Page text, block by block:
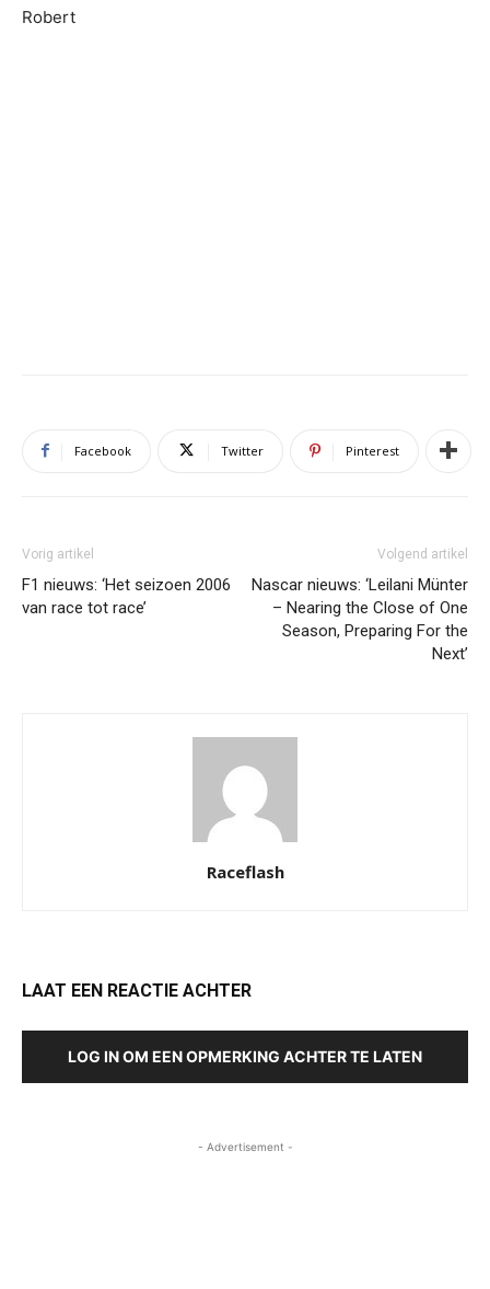
Robert
Facebook Twitter Pinterest
Vorig artikel
F1 nieuws: ‘Het seizoen 2006
van race tot race’
Volgend artikel
Nascar nieuws: ‘Leilani Münter
– Nearing the Close of One
Season, Preparing For the
Next’
Raceflash
LAAT EEN REACTIE ACHTER
LOG IN OM EEN OPMERKING ACHTER TE LATEN
- Advertisement -